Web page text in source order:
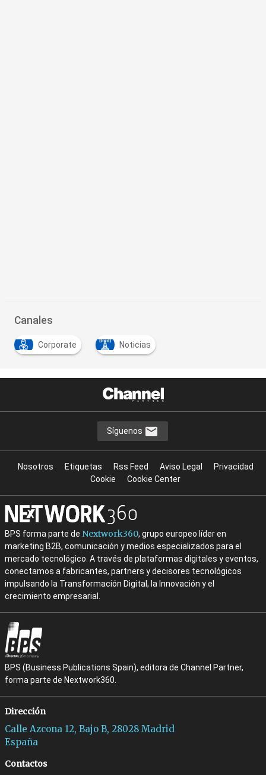
Canales
Corporate Noticias
Síguenos
Nosotros Etiquetas Rss Feed Aviso Legal
Privacidad
Cookie
Cookie Center
BPS forma parte de Nextwork360, grupo europeo líder en
marketing B2B, comunicación y medios especializados para el
mercado tecnológico. A través de plataformas digitales y eventos,
conectamos a fabricantes, partners y decisores tecnológicos
impulsando la Transformación Digital, la Innovación y el
crecimiento empresarial.
BPS (Business Publications Spain), editora de Channel Partner,
forma parte de Nextwork360.
Dirección
Calle Azcona 12, Bajo B, 28028 Madrid
España
Contactos